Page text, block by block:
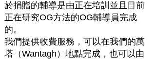
於捐贈的輔導是由正在培訓並且目前
正在研究OG方法的OG輔導員完成
的。
我們提供收費服務，可以在我們的萬
塔（Wantagh）地點完成，也可以由